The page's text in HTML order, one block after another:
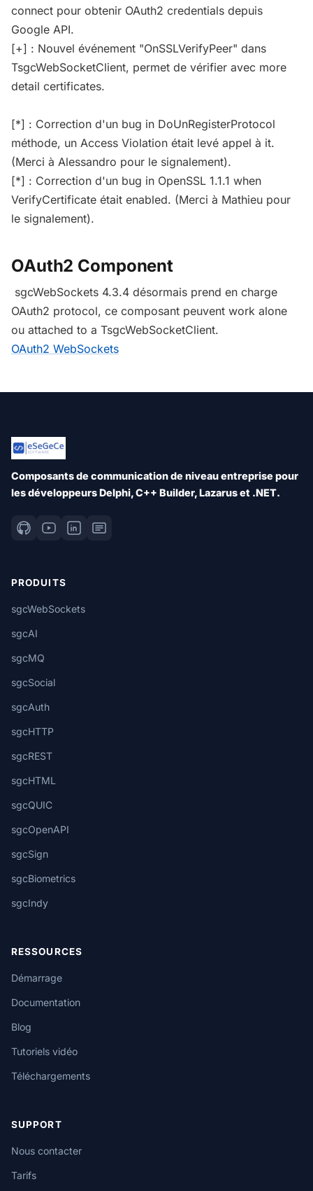
connect pour obtenir OAuth2 credentials depuis
Google API.
[+] : Nouvel événement "OnSSLVerifyPeer" dans
TsgcWebSocketClient, permet de vérifier avec more
detail certificates.
[*] : Correction d'un bug in DoUnRegisterProtocol
méthode, un Access Violation était levé appel à it.
(Merci à Alessandro pour le signalement).
[*] : Correction d'un bug in OpenSSL 1.1.1 when
VerifyCertificate était enabled. (Merci à Mathieu pour
le signalement).
OAuth2 Component
sgcWebSockets 4.3.4 désormais prend en charge
OAuth2 protocol, ce composant peuvent work alone
ou attached to a TsgcWebSocketClient.
OAuth2 WebSockets
Composants de communication de niveau entreprise pour
les développeurs Delphi, C++ Builder, Lazarus et .NET.
PRODUITS
sgcWebSockets
sgcAI
sgcMQ
sgcSocial
sgcAuth
sgcHTTP
sgcREST
sgcHTML
sgcQUIC
sgcOpenAPI
sgcSign
sgcBiometrics
sgcIndy
RESSOURCES
Démarrage
Documentation
Blog
Tutoriels vidéo
Téléchargements
SUPPORT
Nous contacter
Tarifs